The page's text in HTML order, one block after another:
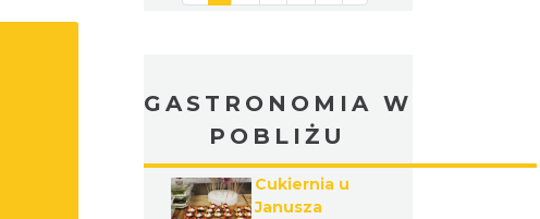
GASTRONOMIA W
POBLIŻU
Cukiernia u
Janusza